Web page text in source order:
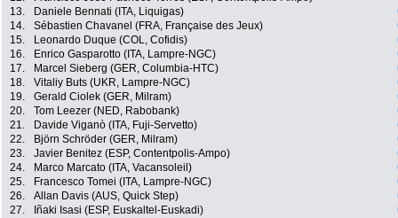
13.
Daniele Bennati (ITA, Liquigas)
14.
Sébastien Chavanel (FRA, Française des Jeux)
15.
Leonardo Duque (COL, Cofidis)
16.
Enrico Gasparotto (ITA, Lampre-NGC)
17.
Marcel Sieberg (GER, Columbia-HTC)
18.
Vitaliy Buts (UKR, Lampre-NGC)
19.
Gerald Ciolek (GER, Milram)
20.
Tom Leezer (NED, Rabobank)
21.
Davide Viganò (ITA, Fuji-Servetto)
22.
Björn Schröder (GER, Milram)
23.
Javier Benitez (ESP, Contentpolis-Ampo)
24.
Marco Marcato (ITA, Vacansoleil)
25.
Francesco Tomei (ITA, Lampre-NGC)
26.
Allan Davis (AUS, Quick Step)
27.
Iñaki Isasi (ESP, Euskaltel-Euskadi)